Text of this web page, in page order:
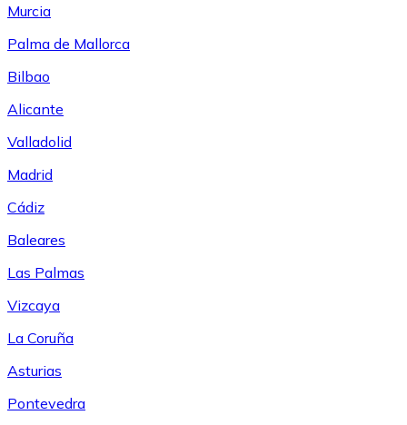
Murcia
Palma de Mallorca
Bilbao
Alicante
Valladolid
Madrid
Cádiz
Baleares
Las Palmas
Vizcaya
La Coruña
Asturias
Pontevedra